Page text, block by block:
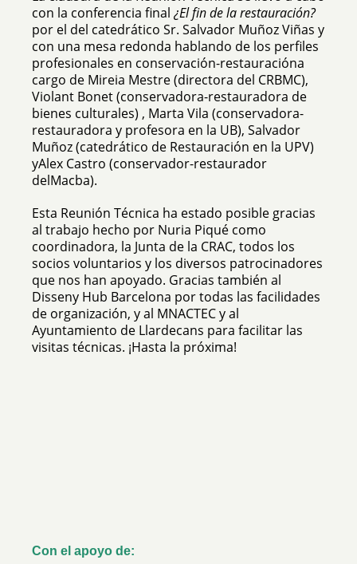
con la conferencia final ¿Elfinde larestauración?
por el del catedrático Sr. Salvador MuñozViñas y
con una mesa redonda hablando de los perfiles
profesionales en conservación-restauracióna
cargo de Mireia Mestre (directora del CRBMC),
Violant Bonet (conservadora-restauradora de
bienes culturales) , Marta Vila (conservadora-
restauradora y profesora en la UB), Salvador
Muñoz (catedrático de Restauración en la UPV)
yAlex Castro (conservador-restaurador
delMacba).
Esta Reunión Técnica ha estado posible gracias
al trabajo hecho por Nuria Piqué como
coordinadora, la Junta de la CRAC, todos los
socios voluntarios y los diversos patrocinadores
que nos han apoyado. Gracias también al
Disseny Hub Barcelona por todas las facilidades
de organización, y al MNACTECy al
Ayuntamiento de Llardecans para facilitar las
visitas técnicas. ¡Hasta la próxima!
Con el apoyo de: